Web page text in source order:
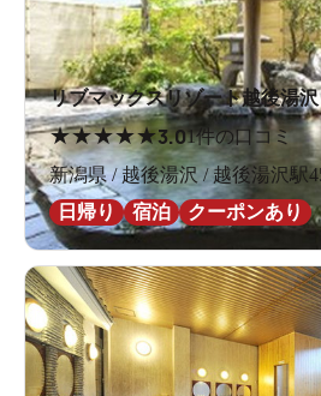
リブマックスリゾート越後湯沢
★★★★★3.01件の口コミ
新潟県 / 越後湯沢 / 越後湯沢駅
日帰り
宿泊 クーポンあり